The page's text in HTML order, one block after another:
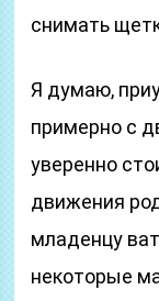
снимать
Я думаю,
примерно с
уверенно
движения
младенцу
некоторые